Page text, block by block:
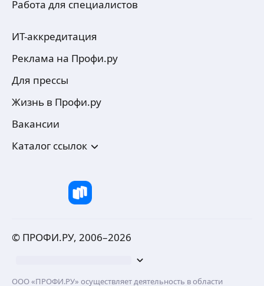
Работа для специалистов
ИТ-аккредитация
Реклама на Профи.ру
Для прессы
Жизнь в Профи.ру
Вакансии
Каталог ссылок
© ПРОФИ.РУ, 2006–2026
ООО «ПРОФИ.РУ» осуществляет деятельность в области